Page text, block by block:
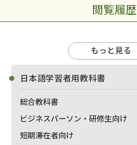
閲覧履歴
もっと見る
日本語学習者用教科書
総合教科書
ビジネスパーソン・研修生向け
短期滞在者向け